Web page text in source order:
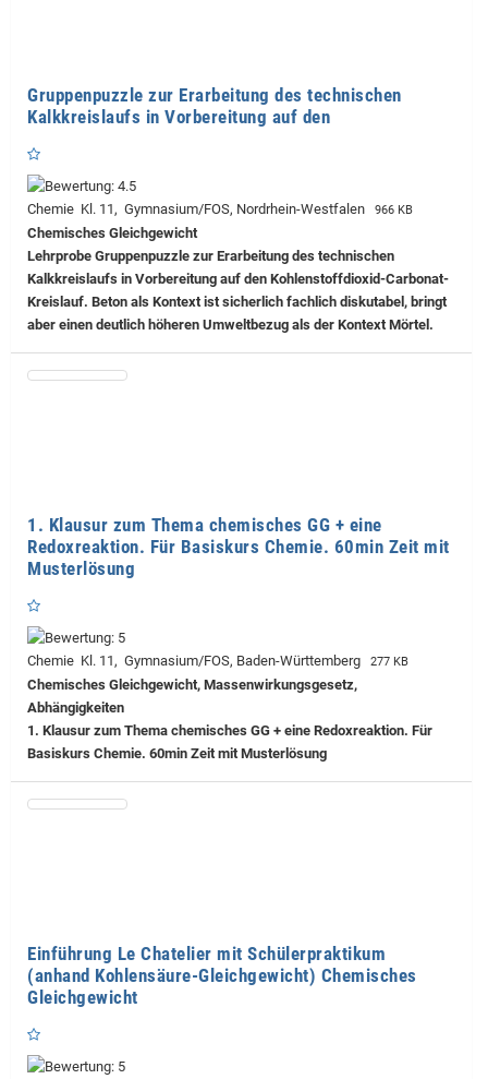
Gruppenpuzzle zur Erarbeitung des technischen
Kalkkreislaufs in Vorbereitung auf den
Chemie Kl. 11, Gymnasium/FOS, Nordrhein-Westfalen 966 KB
Chemisches Gleichgewicht
Lehrprobe Gruppenpuzzle zur Erarbeitung des technischen
Kalkkreislaufs in Vorbereitung auf den Kohlenstoffdioxid-Carbonat-
Kreislauf. Beton als Kontext ist sicherlich fachlich diskutabel, bringt
aber einen deutlich höheren Umweltbezug als der Kontext Mörtel.
1. Klausur zum Thema chemisches GG + eine
Redoxreaktion. Für Basiskurs Chemie. 60min Zeit mit
Musterlösung
Chemie Kl. 11, Gymnasium/FOS, Baden-Württemberg 277 KB
Chemisches Gleichgewicht, Massenwirkungsgesetz,
Abhängigkeiten
1. Klausur zum Thema chemisches GG + eine Redoxreaktion. Für
Basiskurs Chemie. 60min Zeit mit Musterlösung
Einführung Le Chatelier mit Schülerpraktikum
(anhand Kohlensäure-Gleichgewicht) Chemisches
Gleichgewicht